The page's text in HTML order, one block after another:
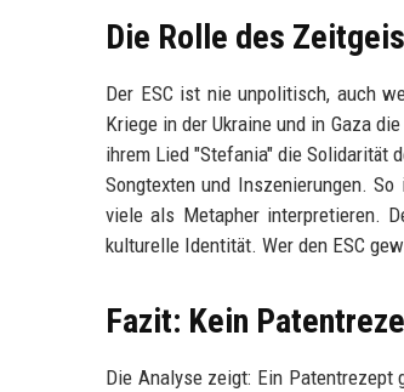
Die Rolle des
Der ESC ist nie unpolitisch, auch
Kriege in der Ukraine und in Gaza
ihrem Lied "Stefania" die Solidarität
Songtexten und Inszenierungen.
viele als Metapher interpretieren.
kulturelle Identität. Wer den ESC
Fazit: Kein
Die Analyse zeigt: Ein Patentrezept